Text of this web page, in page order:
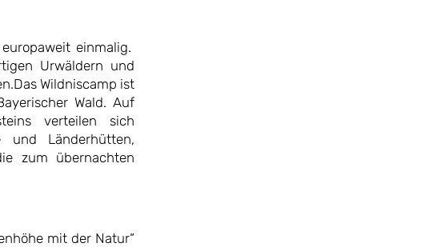
einmalig.
Urwäldern und
Wildniscamp ist
Wald. Auf
verteilen sich
und Länderhütten,
zum übernachten
mit der Natur“